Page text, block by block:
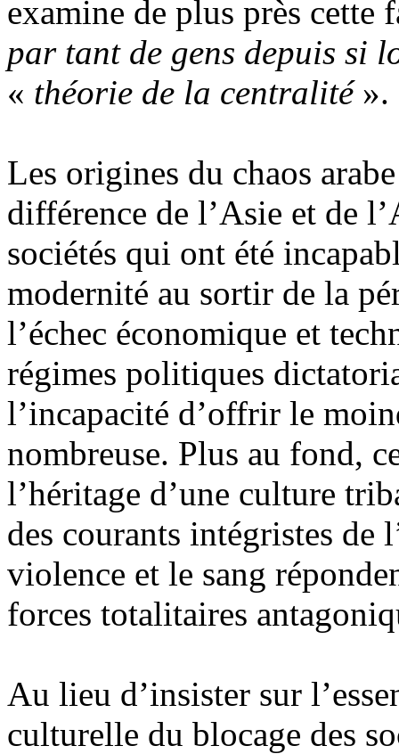
examine de plus près
par tant de gens depuis si
« théorie de la centralité».
Les origines du chaos
différence de l’Asie et de
sociétés qui ont été
modernité au sortir de la
l’échec économique et
régimes politiques
l’incapacité d’offrir le
nombreuse. Plus au fond,
l’héritage d’une culture
des courants intégristes de
violence et le sang
forces totalitaires
Au lieu d’insister sur
culturelle du blocage des